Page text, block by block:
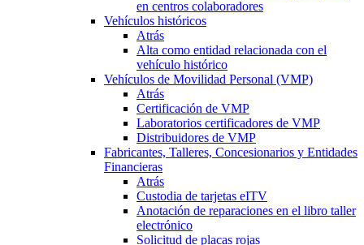
en centros colaboradores
Vehículos históricos
Atrás
Alta como entidad relacionada con el
vehículo histórico
Vehículos de Movilidad Personal (VMP)
Atrás
Certificación de VMP
Laboratorios certificadores de VMP
Distribuidores de VMP
Fabricantes, Talleres, Concesionarios y Entidades
Financieras
Atrás
Custodia de tarjetas eITV
Anotación de reparaciones en el libro taller
electrónico
Solicitud de placas rojas